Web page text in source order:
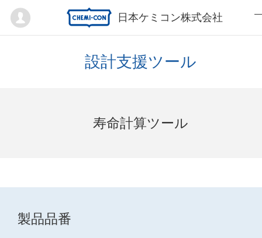
日本ケミコン株式会社
Mypage
設計支援ツール
寿命計算ツール
製品品番